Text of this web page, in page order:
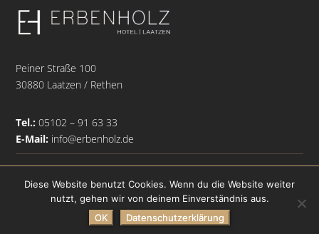
Peiner Straße 100
30880 Laatzen / Rethen
Tel.: 05102 – 91 63 33
E-Mail: info@erbenholz.de
© Erbenholz 2021
Impressum
Diese Website benutzt Cookies. Wenn du die Website weiter
nutzt, gehen wir von deinem Einverständnis aus.
OK
Datenschutzerklärung